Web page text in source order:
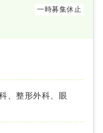
一時募集休止
、整形外科、眼